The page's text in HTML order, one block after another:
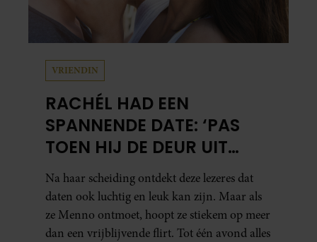
VRIENDIN
RACHÉL HAD EEN
SPANNENDE DATE: ‘PAS
TOEN HIJ DE DEUR UIT
WAS, BESEFTE IK WAT ER
ECHT WAS GEBEURD’
Na haar scheiding ontdekt deze lezeres dat
daten ook luchtig en leuk kan zijn. Maar als
ze Menno ontmoet, hoopt ze stiekem op meer
dan een vrijblijvende flirt. Tot één avond alles